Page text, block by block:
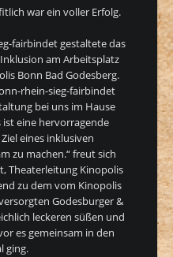
war ein voller Erfolg.
fairbindet gestaltete das
am Arbeitsplatz
Bonn Bad Godesberg.
rhein-sieg-fairbindet
bei uns im Hause
eine hervorragende
eines inklusiven
zu machen.“ freut sich
Theaterleitung Kinopolis
zu dem vom Kinopolis
Godesburger &
leckeren süßen und
es gemeinsam in den
ging.